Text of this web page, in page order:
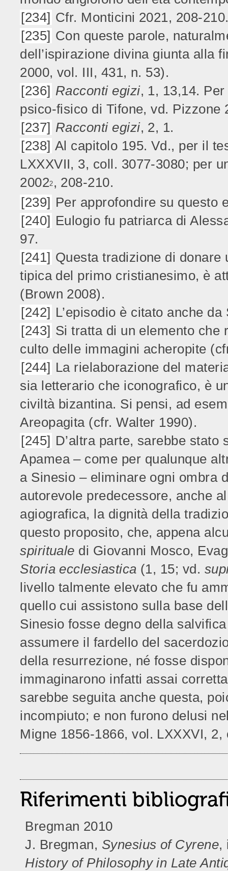
[234] Cfr. Monticini 2021, 208-
[235] Con queste parole,
dell’ispirazione divina giunta alla
2000, vol. III, 431, n. 53).
[236] Racconti egizi, 1, 13,14.
psico-fisico di Tifone, vd. Pizzone
[237] Racconti egizi, 2, 1.
[238] Al capitolo 195. Vd., per il
LXXXVII, 3, coll. 3077-3080; per
20022 , 208-210.
[239] Per approfondire su questo
[240] Eulogio fu patriarca di
97.
[241] Questa tradizione di
tipica del primo cristianesimo, è
(Brown 2008).
[242] L’episodio è citato anche
[243] Si tratta di un elemento che
culto delle immagini acheropite
[244] La rielaborazione del
sia letterario che iconografico, è
civiltà bizantina. Si pensi, ad
Areopagita (cfr. Walter 1990).
[245] D’altra parte, sarebbe stato
Apamea – come per qualunque
a Sinesio – eliminare ogni ombra
autorevole predecessore, anche
agiografica, la dignità della
questo proposito, che, appena
spirituale di Giovanni Mosco,
Storia ecclesiastica (1, 15; vd.
livello talmente elevato che fu
quello cui assistono sulla base
Sinesio fosse degno della
assumere il fardello del
della resurrezione, né fosse
immaginarono infatti assai
sarebbe seguita anche questa,
incompiuto; e non furono delusi
Migne 1856-1866, vol. LXXXVI, 2,
Riferimenti
Bregman 2010
J. Bregman, Synesius of Cyrene,
History of Philosophy in Late